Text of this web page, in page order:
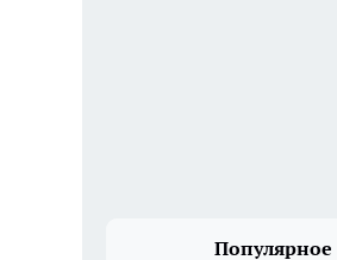
Популярное